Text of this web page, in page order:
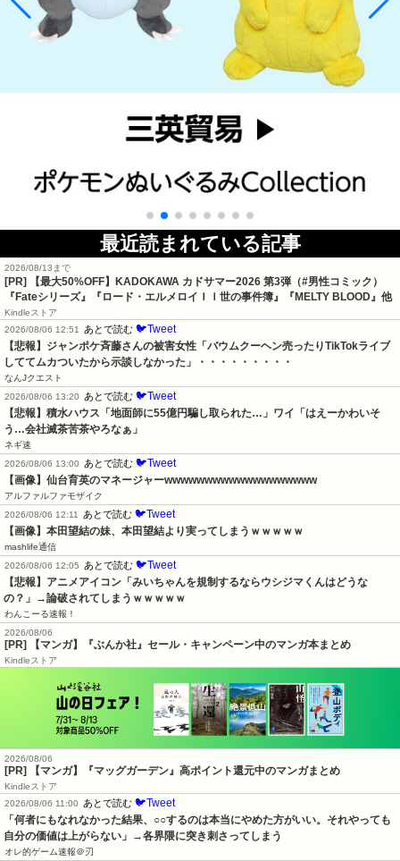
最近読まれている記事
2026/08/13まで
[PR]
【最大50%OFF】KADOKAWA カドサマー2026 第3弾（#男性コミック）
『Fateシリーズ』『ロード・エルメロイＩＩ世の事件簿』『MELTY BLOOD』他
Kindleストア
2026/08/06 12:51
あとで読む 🐦Tweet
【悲報】ジャンポケ斉藤さんの被害女性「バウムクーヘン売ったりTikTokライブ
しててムカついたから示談しなかった」・・・・・・・・・
なんJクエスト
2026/08/06 13:20
あとで読む 🐦Tweet
【悲報】積水ハウス「地面師に55億円騙し取られた…」ワイ「はえーかわいそ
う…会社滅茶苦茶やろなぁ」
ネギ速
2026/08/06 13:00
あとで読む 🐦Tweet
【画像】仙台育英のマネージャーwwwwwwwwwwwwwwwwwww
アルファルファモザイク
2026/08/06 12:11
あとで読む 🐦Tweet
【画像】本田望結の妹、本田望結より実ってしまうｗｗｗｗｗ
mashlife通信
2026/08/06 12:05
あとで読む 🐦Tweet
【悲報】アニメアイコン「みいちゃんを規制するならウシジマくんはどうな
の？」→論破されてしまうｗｗｗｗｗ
わんこーる速報！
2026/08/06
[PR] 【マンガ】『ぶんか社』セール・キャンペーン中のマンガ本まとめ
Kindleストア
2026/08/06
[PR] 【マンガ】『マッグガーデン』高ポイント還元中のマンガまとめ
Kindleストア
2026/08/06 11:00
あとで読む 🐦Tweet
「何者にもなれなかった結果、○○するのは本当にやめた方がいい。それやっても
自分の価値は上がらない」→各界隈に突き刺さってしまう
オレ的ゲーム速報＠刃